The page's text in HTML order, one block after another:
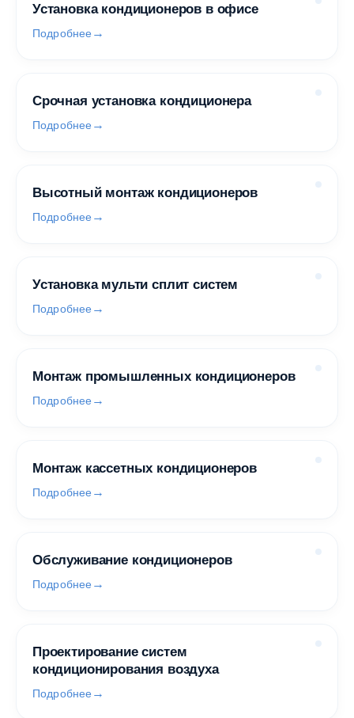
Установка кондиционеров в офисе
Подробнее
Срочная установка кондиционера
Подробнее
Высотный монтаж кондиционеров
Подробнее
Установка мульти сплит систем
Подробнее
Монтаж промышленных кондиционеров
Подробнее
Монтаж кассетных кондиционеров
Подробнее
Обслуживание кондиционеров
Подробнее
Проектирование систем
кондиционирования воздуха
Подробнее